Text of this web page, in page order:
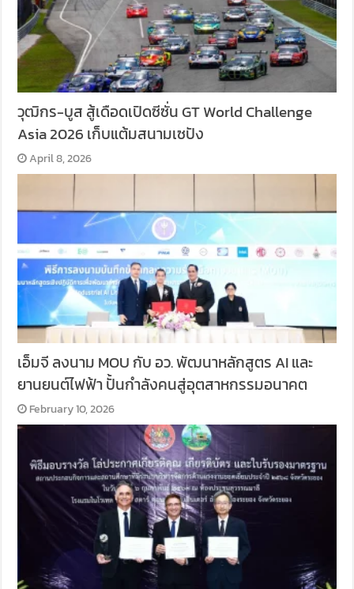
วุฒิกร-บูส สู้เดือดเปิดซีซั่น GT World Challenge
Asia 2026 เก็บแต้มสนามเซปัง
April 8, 2026
เอ็มจี ลงนาม MOU กับ อว. พัฒนาหลักสูตร AI และ
ยานยนต์ไฟฟ้า ปั้นกำลังคนสู่อุตสาหกรรมอนาคต
February 10, 2026